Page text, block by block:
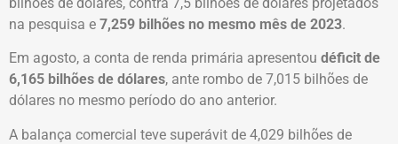
na pesquisa e 7,259 bilhões no mesmo mês de 2023.
Em agosto, a conta de renda primária apresentou déficit de
6,165 bilhões de dólares, ante rombo de 7,015 bilhões de
dólares no mesmo período do ano anterior.
A balança comercial teve superávit de 4,029 bilhões de